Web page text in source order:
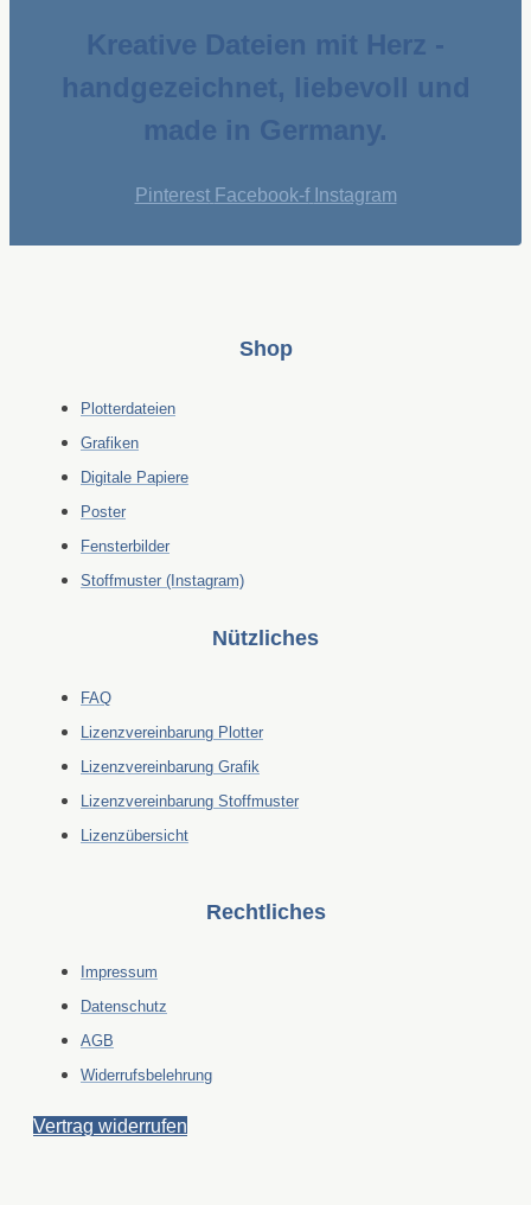
Kreative Dateien mit Herz -
handgezeichnet, liebevoll und
made in Germany.
Pinterest Facebook-f Instagram
Shop
Plotterdateien
Grafiken
Digitale Papiere
Poster
Fensterbilder
Stoffmuster (Instagram)
Nützliches
FAQ
Lizenzvereinbarung Plotter
Lizenzvereinbarung Grafik
Lizenzvereinbarung Stoffmuster
Lizenzübersicht
Rechtliches
Impressum
Datenschutz
AGB
Widerrufsbelehrung
Vertrag widerrufen